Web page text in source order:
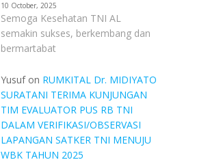
10 October, 2025
Semoga Kesehatan TNI AL
semakin sukses, berkembang dan
bermartabat
Yusufon RUMKITAL Dr. MIDIYATO
SURATANI TERIMA KUNJUNGAN
TIM EVALUATOR PUS RB TNI
DALAM VERIFIKASI/OBSERVASI
LAPANGAN SATKER TNI MENUJU
WBK TAHUN 2025